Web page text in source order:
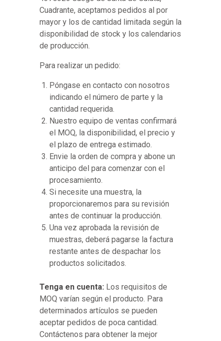
Cuadrante, aceptamos pedidos al por
mayor y los de cantidad limitada según la
disponibilidad de stock y los calendarios
de producción.
Para realizar un pedido:
Póngase en contacto con nosotros
indicando el número de parte y la
cantidad requerida.
Nuestro equipo de ventas confirmará
el MOQ, la disponibilidad, el precio y
el plazo de entrega estimado.
Envie la orden de compra y abone un
anticipo del para comenzar con el
procesamiento.
Si necesite una muestra, la
proporcionaremos para su revisión
antes de continuar la producción.
Una vez aprobada la revisión de
muestras, deberá pagarse la factura
restante antes de despachar los
productos solicitados.
Tenga en cuenta: Los requisitos de
MOQ varían según el producto. Para
determinados artículos se pueden
aceptar pedidos de poca cantidad.
Contáctenos para obtener la mejor